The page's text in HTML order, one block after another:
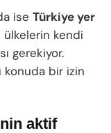
ise Türkiye yer
ülkelerin kendi
gerekiyor.
konuda bir izin
aktif